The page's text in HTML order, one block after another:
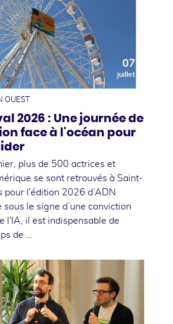
07
juillet
OUEST
2026 : Une journée de
face à l'océan pour
plus de 500 actrices et
se sont retrouvés à Saint-
pour l'édition 2026 d’ADN
sous le signe d’une conviction
l'IA, il est indispensable de
de …